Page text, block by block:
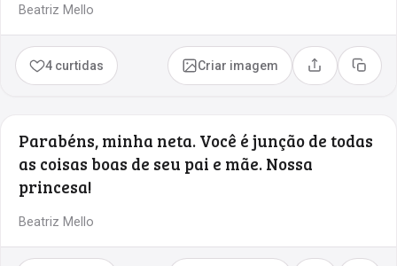
Beatriz Mello
4 curtidas Criar imagem Compartilhar
Copiar
Parabéns, minha neta. Você é junção de todas
as coisas boas de seu pai e mãe. Nossa
princesa!
Beatriz Mello